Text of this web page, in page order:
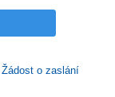
Žádost o zaslání